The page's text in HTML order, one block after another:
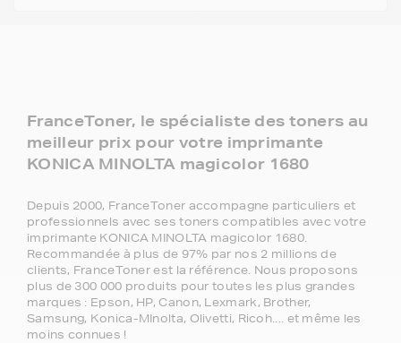
FranceToner, le spécialiste des toners au
meilleur prix pour votre imprimante
KONICA MINOLTA magicolor 1680
Depuis 2000, FranceToner accompagne particuliers et
professionnels avec ses toners compatibles avec votre
imprimante KONICA MINOLTA magicolor 1680.
Recommandée à plus de 97% par nos 2 millions de
clients, FranceToner est la référence. Nous proposons
plus de 300 000 produits pour toutes les plus grandes
marques : Epson, HP, Canon, Lexmark, Brother,
Samsung, Konica-MInolta, Olivetti, Ricoh.... et même les
moins connues !